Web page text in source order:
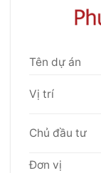
Tên dự án
Vị trí
Chủ đầu tư
Đơn vị